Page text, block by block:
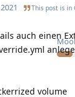
This post is in
auch einen
volume